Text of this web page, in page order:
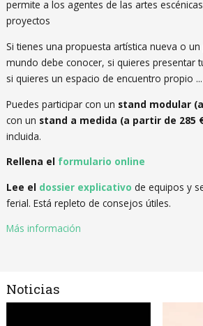
permite a los agentes de las artes
proyectos
Si tienes una propuesta artística nueva o
mundo debe conocer, si quieres presentar
si quieres un espacio de encuentro propio ...
Puedes participar con un stand modular
con un stand a medida (a partir de 285
incluida.
Rellena el formulario online
Lee el dossier explicativo de equipos y
ferial. Está repleto de consejos útiles.
Más información
Noticias